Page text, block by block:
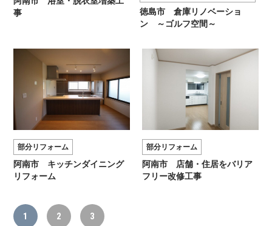
事
徳島市 倉庫リノベーショ
ン ～ゴルフ空間～
部分リフォーム
阿南市 キッチンダイニング
リフォーム
部分リフォーム
阿南市 店舗・住居をバリア
フリー改修工事
1 2 3